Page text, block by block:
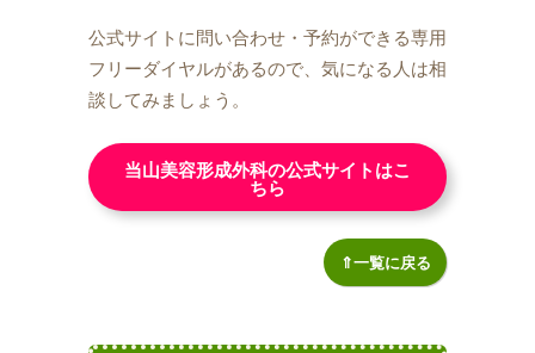
公式サイトに問い合わせ・予約ができる専用
フリーダイヤルがあるので、気になる人は相
談してみましょう。
当山美容形成外科の公式サイトはこ
ちら
⇑一覧に戻る